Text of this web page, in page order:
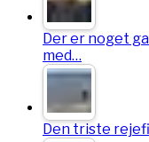
Der er noget
med…
Den triste